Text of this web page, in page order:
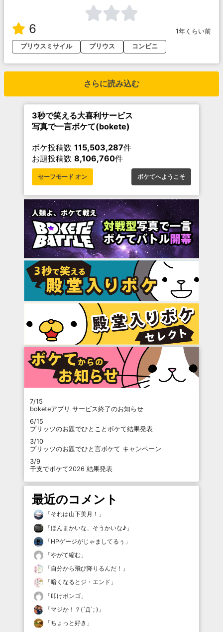
6
1年くらい前
プリウスミサイル
プリウス コンビニ
さらに読み込む
3秒で笑える大喜利サービス
写真で一言ボケて(bokete)
ボケ投稿数 115,503,287件
お題投稿数 8,106,760件
セーフモード オン ボケてへようこそ
7/15
boketeアプリ サービス終了のお知らせ
6/15
プリッツのお題でひとことボケて結果発表
3/10
プリッツのお題でひと言ボケて キャンペーン
3/9
干支でボケて2026 結果発表
最近のコメント
「それは山下美月！ 」
「ほんまかいな、そうかいな♪ 」
「HPゲージがじゃましてるぅ 」
「やがて縮む 」
「自分から飛び降りるんだ！ 」
「暗くなるとジ・エンド 」
「叩けボンゴ 」
「マジか！？(´Д`; ) 」
「ちょっと好き 」